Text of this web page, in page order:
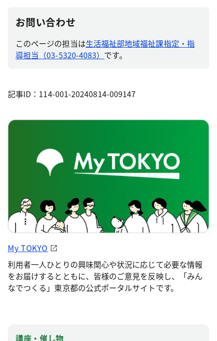
お問い合わせ
このページの担当は生活福祉部地域福祉課指定・指
導担当（03-5320-4083） です。
記事ID：114-001-20240814-009147
My TOKYO
利用者一人ひとりの興味関心や状況に応じて必要な情報
をお届けするとともに、皆様のご意見を反映し、「みん
なでつくる」東京都の公式ポータルサイトです。
講座・催し物